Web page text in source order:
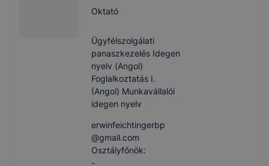
Oktató
Ügyfélszolgálati
panaszkezelés Idegen
nyelv (Angol)
Foglalkoztatás I.
(Angol) Munkavállalói
idegen nyelv
erwinfeichtingerbp​
@gmail.com
Osztályfőnök:
-